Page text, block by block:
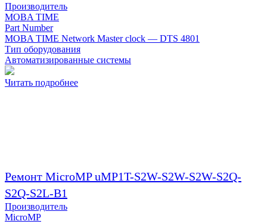
Производитель
MOBA TIME
Part Number
MOBA TIME Network Master clock — DTS 4801
Тип оборудования
Автоматизированные системы
Читать подробнее
Ремонт MicroMP uMP1T-S2W-S2W-S2W-S2Q-
S2Q-S2L-B1
Производитель
MicroMP